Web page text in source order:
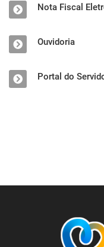
Nota Fiscal
Ouvidoria
Portal do